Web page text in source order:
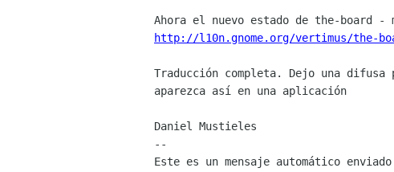
http://l10n.gnome.org/vertimus/the-
Traducción completa. Dejo una
aparezca así en una aplicación
Daniel Mustieles
--